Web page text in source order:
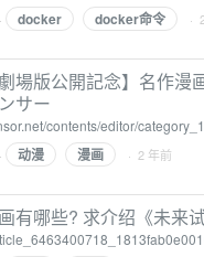
· docker docker命令 ·
劇場版公開記念】名作
サー
contents/editor/
· 动漫 漫画 · 2 年前
有哪些? 求介绍《未来